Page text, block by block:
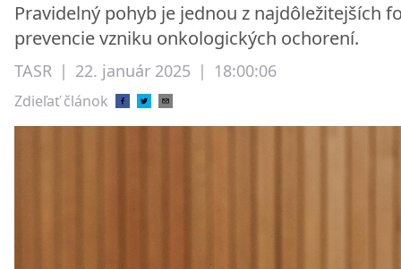
Pravidelný pohyb je jednou z najdôležitejších
prevencie vzniku onkologických ochorení.
TASR | 22. január 2025 | 18:00:06
Zdieľať článok